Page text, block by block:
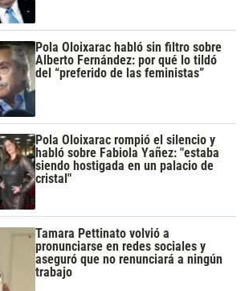
Pola Oloixarac habló sin filtro sobre
Alberto Fernández: por qué lo tildó
del “preferido de las feministas”
Pola Oloixarac rompió el silencio y
habló sobre Fabiola Yañez: "estaba
siendo hostigada en un palacio de
cristal"
Tamara Pettinato volvió a
pronunciarse en redes sociales y
aseguró que no renunciará a ningún
trabajo